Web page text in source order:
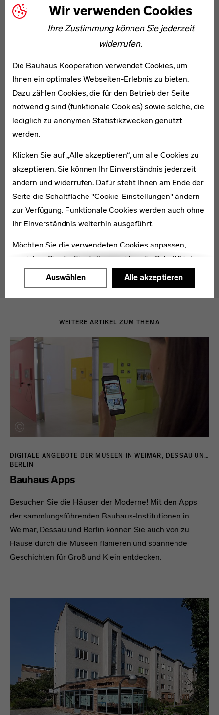
Wir verwenden Cookies
Ihre Zustimmung können Sie jederzeit
widerrufen.
Die Bauhaus Kooperation verwendet Cookies, um
Ihnen ein optimales Webseiten-Erlebnis zu bieten.
Dazu zählen Cookies, die für den Betrieb der Seite
notwendig sind (funktionale Cookies) sowie solche, die
lediglich zu anonymen Statistikzwecken genutzt
werden.
Klicken Sie auf „Alle akzeptieren“, um alle Cookies zu
akzeptieren. Sie können Ihr Einverständnis jederzeit
ändern und widerrufen. Dafür steht Ihnen am Ende der
Seite die Schaltfläche "Cookie-Einstellungen" ändern
zur Verfügung. Funktionale Cookies werden auch ohne
Ihr Einverständnis weiterhin ausgeführt.
Möchten Sie die verwendeten Cookies anpassen,
erreichen Sie die Einstellungen über die Schaltfläche
"Auswählen".
Auswählen Alle akzeptieren
mit einem eigenen Guide für Kinder.
Stiftung
Die kostenfreie
Dessau“
einer
Bauhausstadt
WEITERE ARTIKEL ZUM THEMA
DIGITALE ANGEBOTE DER MUSEEN IN WEIMAR, DESSAU UND
BERLIN
Bauhaus Apps
Besuchen Sie die Häuser der Moderne! Mit den Apps
der sammlungsführenden Bauhaus-Institutionen in
Weimar, Dessau und Berlin können Sie auch von zu
Hause durch die Museen flanieren und spannende
Geschichten für Groß und Klein entdecken.